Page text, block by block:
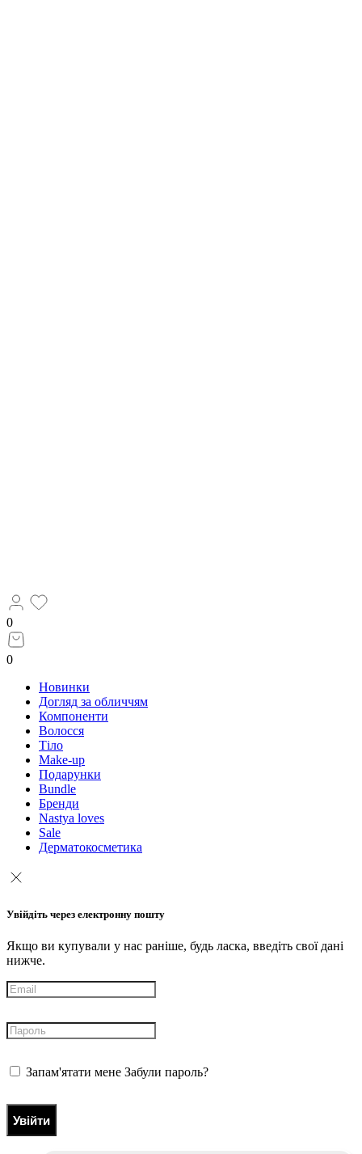
0
0
Новинки
Догляд за обличчям
Компоненти
Волосся
Тіло
Make-up
Подарунки
Bundle
Бренди
Nastya loves
Sale
Дерматокосметика
Увійдіть через електронну пошту
Якщо ви купували у нас раніше, будь ласка, введіть свої дані
нижче.
Запам'ятати мене Забули пароль?
Увійти